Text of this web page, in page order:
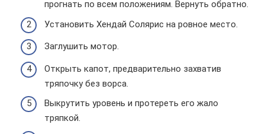
прогнать по всем положениям. Вернуть обратно.
Установить Хендай Солярис на ровное место.
Заглушить мотор.
Открыть капот, предварительно захватив
тряпочку без ворса.
Выкрутить уровень и протереть его жало
тряпкой.